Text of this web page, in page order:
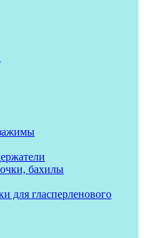
бахилы
для гласперленового